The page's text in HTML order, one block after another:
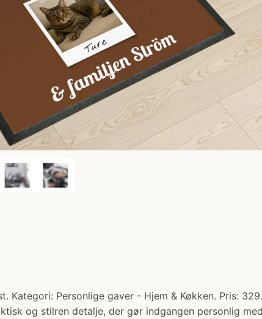
Kategori: Personlige gaver - Hjem & Køkken. Pris:
og stilren detalje, der gør indgangen personlig